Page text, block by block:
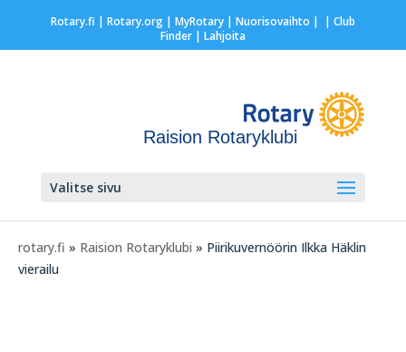
Rotary.fi | Rotary.org| MyRotary | Nuorisovaihto | | Club
Finder| Lahjoita
Raision Rotaryklubi
Valitse sivu
rotary.fi » Raision Rotaryklubi » Piirikuvernöörin Ilkka Häklin
vierailu